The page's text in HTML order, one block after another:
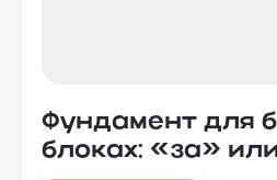
Фундамент для
блоках: «за»